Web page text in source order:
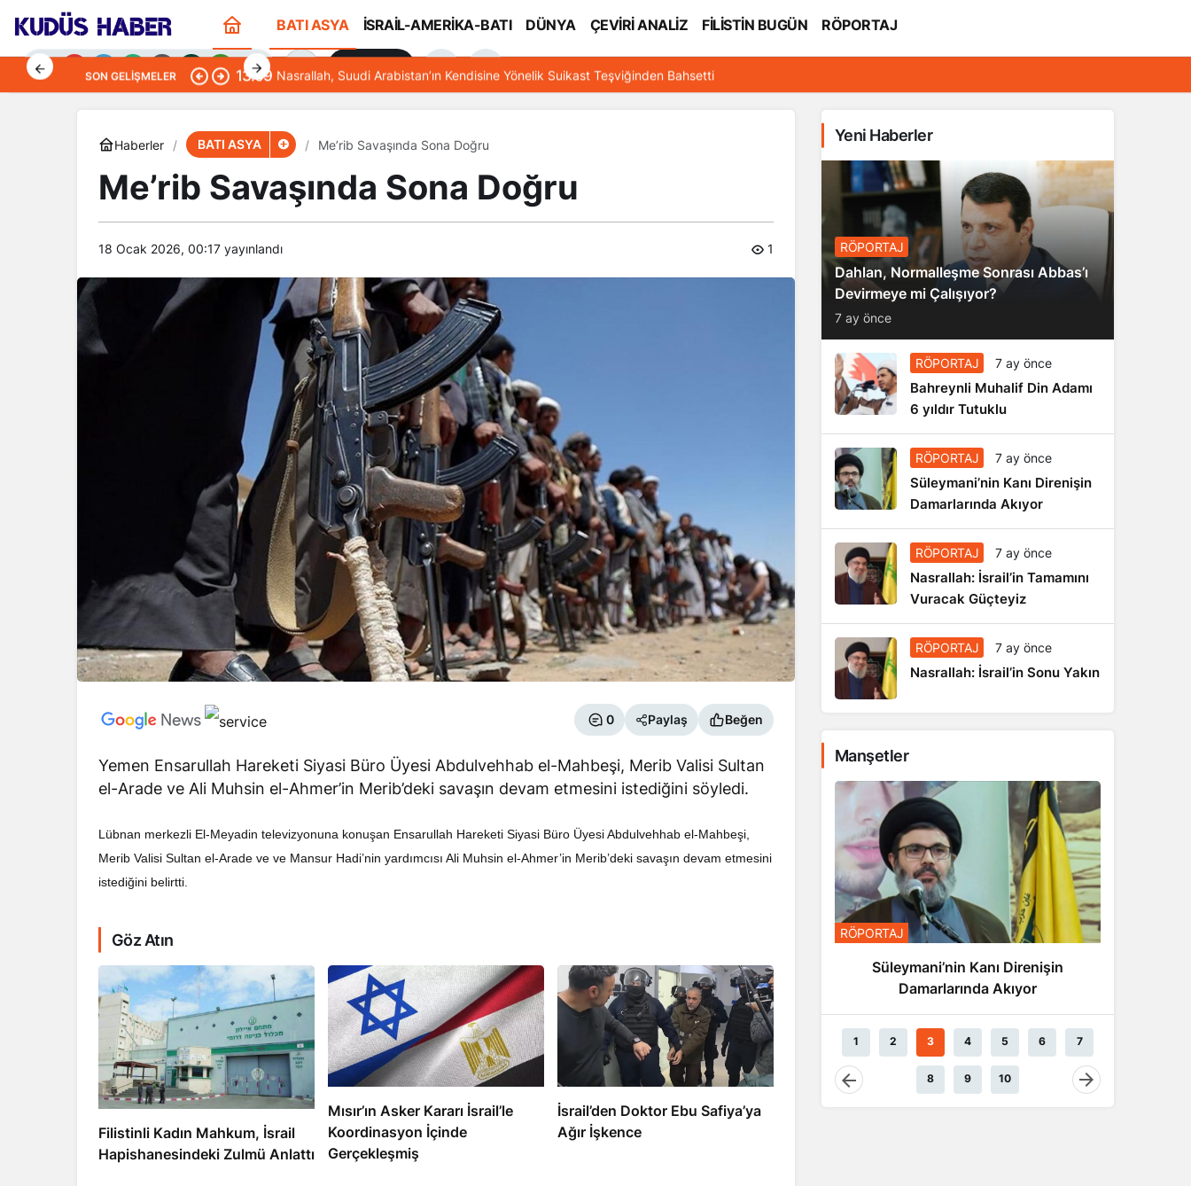
BATI ASYA İSRAİL-AMERİKA-BATI DÜNYA ÇEVİRİ ANALİZ FİLİSTİN BUGÜN RÖPORTAJ
Gündüz Modu
Gece modunu seçin.
Sistem Modu
SON GELIŞMELER 13:09 Nasrallah, Suudi Arabistan’ın Kendisine Yönelik Suikast Teşviğinden Bahsetti
Haberler BATI ASYA Me’rib Savaşında Sona Doğru
Me’rib Savaşında Sona Doğru
18 Ocak 2026, 00:17 yayınlandı 1
0 Paylaş Beğen
Yemen Ensarullah Hareketi Siyasi Büro Üyesi Abdulvehhab el-Mahbeşi, Merib Valisi Sultan
el-Arade ve Ali Muhsin el-Ahmer’in Merib’deki savaşın devam etmesini istediğini söyledi.
Lübnan merkezli El-Meyadin televizyonuna konuşan Ensarullah Hareketi Siyasi Büro Üyesi Abdulvehhab el-Mahbeşi,
Merib Valisi Sultan el-Arade ve ve Mansur Hadi’nin yardımcısı Ali Muhsin el-Ahmer’in Merib’deki savaşın devam etmesini
istediğini belirtti.
Göz Atın
Filistinli Kadın Mahkum, İsrail
Hapishanesindeki Zulmü Anlattı
Mısır’ın Asker Kararı İsrail’le
Koordinasyon İçinde
Gerçekleşmiş
İsrail’den Doktor Ebu Safiya’ya
Ağır İşkence
Yeni Haberler
RÖPORTAJ
Dahlan, Normalleşme Sonrası Abbas’ı
Devirmeye mi Çalışıyor?
7 ay önce
RÖPORTAJ 7 ay önce
Bahreynli Muhalif Din Adamı
6 yıldır Tutuklu
RÖPORTAJ 7 ay önce
Süleymani’nin Kanı Direnişin
Damarlarında Akıyor
RÖPORTAJ 7 ay önce
Nasrallah: İsrail’in Tamamını
Vuracak Güçteyiz
RÖPORTAJ 7 ay önce
Nasrallah: İsrail’in Sonu Yakın
Manşetler
Dahlan, Normalleşme Sonrası
Abbas’ı Devirmeye mi Çalışıyor?
Bahreynli Muhalif Din Adamı 6
yıldır Tutuklu
RÖPORTAJ
Süleymani’nin Kanı Direnişin
Damarlarında Akıyor
1 2 3 4 5 6 7
8 9 10